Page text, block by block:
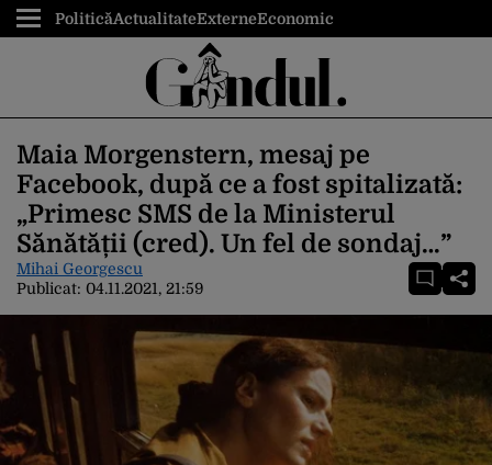
PoliticăActualitateExterneEconomic
Maia Morgenstern, mesaj pe
Facebook, după ce a fost spitalizată:
„Primesc SMS de la Ministerul
Sănătății (cred). Un fel de sondaj…”
Mihai Georgescu
Publicat: 04.11.2021, 21:59